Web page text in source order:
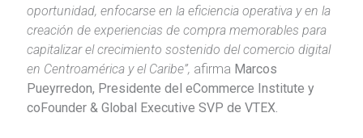
oportunidad, enfocarse en la eficiencia operativa y en la
creación de experiencias de compra memorables para
capitalizar el crecimiento sostenido del comercio digital
en Centroamérica y el Caribe”, afirma Marcos
Pueyrredon, Presidente del eCommerce Institute y
coFounder & Global Executive SVP de VTEX.